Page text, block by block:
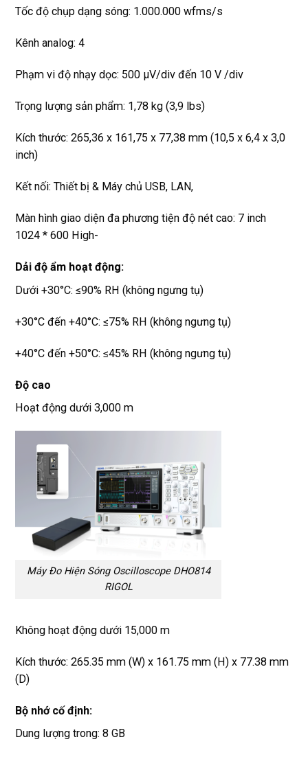
Tốc độ chụp dạng sóng: 1.000.000 wfms/s
Kênh analog: 4
Phạm vi độ nhạy dọc: 500 μV/div đến 10 V /div
Trọng lượng sản phẩm: 1,78 kg (3,9 lbs)
Kích thước: 265,36 x 161,75 x 77,38 mm (10,5 x 6,4 x 3,0
inch)
Kết nối: Thiết bị & Máy chủ USB, LAN,
Màn hình giao diện đa phương tiện độ nét cao: 7 inch
1024 * 600 High-
Dải độ ẩm hoạt động:
Dưới +30°C: ≤90% RH (không ngưng tụ)
+30°C đến +40°C: ≤75% RH (không ngưng tụ)
+40°C đến +50°C: ≤45% RH (không ngưng tụ)
Độ cao
Hoạt động dưới 3,000 m
Máy Đo Hiện Sóng Oscilloscope DHO814
RIGOL
Không hoạt động dưới 15,000 m
Kích thước: 265.35 mm (W) x 161.75 mm (H) x 77.38 mm
(D)
Bộ nhớ cố định:
Dung lượng trong: 8 GB